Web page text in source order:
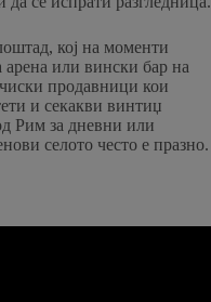
кој на моменти
арена или вински бар на
продавници кои
и секакви винтиџ
Рим за дневни или
селото често е празно.